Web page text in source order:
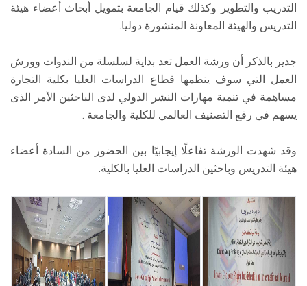
التدريب والتطوير وكذلك قيام الجامعة بتمويل أبحاث أعضاء هيئة
التدريس والهيئة المعاونة المنشورة دوليا.
جدير بالذكر أن ورشة العمل تعد بداية لسلسلة من الندوات وورش
العمل التي سوف ينظمها قطاع الدراسات العليا بكلية التجارة
مساهمة في تنمية مهارات النشر الدولي لدى الباحثين الأمر الذى
يسهم في رفع التصنيف العالمي للكلية والجامعة .
وقد شهدت الورشة تفاعلًا إيجابيًا بين الحضور من السادة أعضاء
هيئة التدريس وباحثين الدراسات العليا بالكلية.